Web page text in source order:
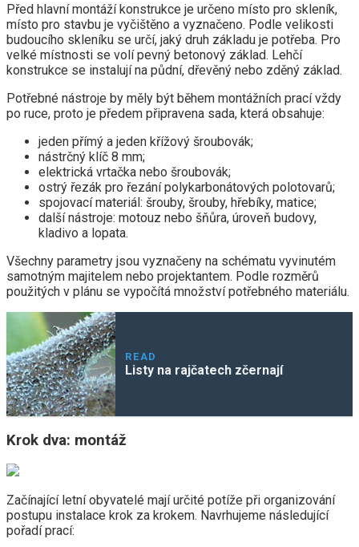
Před hlavní montáží konstrukce je určeno místo pro skleník,
místo pro stavbu je vyčištěno a vyznačeno. Podle velikosti
budoucího skleníku se určí, jaký druh základu je potřeba. Pro
velké místnosti se volí pevný betonový základ. Lehčí
konstrukce se instalují na půdní, dřevěný nebo zděný základ.
Potřebné nástroje by měly být během montážních prací vždy
po ruce, proto je předem připravena sada, která obsahuje:
jeden přímý a jeden křížový šroubovák;
nástrčný klíč 8 mm;
elektrická vrtačka nebo šroubovák;
ostrý řezák pro řezání polykarbonátových polotovarů;
spojovací materiál: šrouby, šrouby, hřebíky, matice;
další nástroje: motouz nebo šňůra, úroveň budovy,
kladivo a lopata.
Všechny parametry jsou vyznačeny na schématu vyvinutém
samotným majitelem nebo projektantem. Podle rozměrů
použitých v plánu se vypočítá množství potřebného materiálu.
READ
Listy na rajčatech zčernají
Krok dva: montáž
Začínající letní obyvatelé mají určité potíže při organizování
postupu instalace krok za krokem. Navrhujeme následující
pořadí prací: